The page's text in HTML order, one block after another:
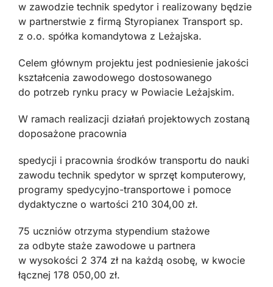
w zawodzie technik spedytor i realizowany będzie
w partnerstwie z firmą Styropianex Transport sp.
z o.o. spółka komandytowa z Leżajska.
Celem głównym projektu jest podniesienie jakości
kształcenia zawodowego dostosowanego
do potrzeb rynku pracy w Powiacie Leżajskim.
W ramach realizacji działań projektowych zostaną
doposażone pracownia
spedycji i pracownia środków transportu do nauki
zawodu technik spedytor w sprzęt komputerowy,
programy spedycyjno-transportowe i pomoce
dydaktyczne o wartości 210 304,00 zł.
75 uczniów otrzyma stypendium stażowe
za odbyte staże zawodowe u partnera
w wysokości 2 374 zł na każdą osobę, w kwocie
łącznej 178 050,00 zł.